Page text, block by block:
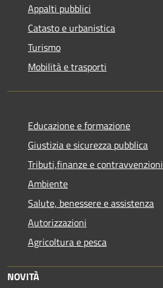
Appalti pubblici
Catasto e urbanistica
Turismo
Mobilità e trasporti
Educazione e formazione
Giustizia e sicurezza pubblica
Tributi,finanze e contravvenzioni
Ambiente
Salute, benessere e assistenza
Autorizzazioni
Agricoltura e pesca
NOVITÀ